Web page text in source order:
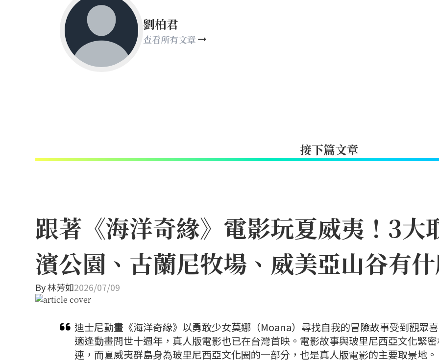
劉柏君
查看所有文章
接下篇文章
跟著《海洋奇緣》電影玩夏威夷！3大
濱公園、古蘭尼牧場、威美亞山谷有
By林芳如2026/07/09
迪士尼動畫《海洋奇緣》以勇敢少女莫娜（Moana）尋找自我的冒險故事受到觀眾
適逢動畫問世十週年，真人版電影也已在台灣首映。電影故事與玻里尼西亞文化緊
連，而夏威夷群島身為玻里尼西亞文化圈的一部分，也是真人版電影的主要取景地。